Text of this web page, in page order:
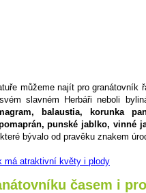
můžeme najít pro granátovník
slavném Herbáři neboli
balaustia, korunka
punské jablko, vinné
bývalo od pravěku znakem
časem i